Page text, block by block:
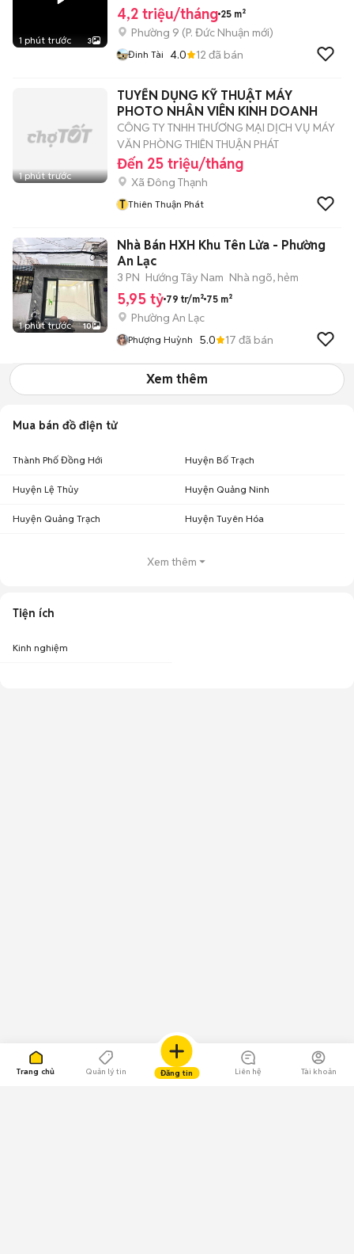
Trang chủ Quản lý tin Đăng tin Liên hệ Tài khoản
1 phút trước 3
4,2 triệu/tháng 25 m²
Phường 9 (P. Đức Nhuận mới)
Đinh Tài 4.0 12 đã bán
1 phút trước
TUYỂN DỤNG KỸ THUẬT MÁY
PHOTO NHÂN VIÊN KINH DOANH
CÔNG TY TNHH THƯƠNG MẠI DỊCH VỤ MÁY
VĂN PHÒNG THIÊN THUẬN PHÁT
Đến 25 triệu/tháng
Xã Đông Thạnh
T Thiên Thuận Phát
1 phút trước 10
Nhà Bán HXH Khu Tên Lửa - Phường
An Lạc
3 PN Hướng Tây Nam Nhà ngõ, hẻm
5,95 tỷ 79 tr/m² 75 m²
Phường An Lạc
Phượng Huỳnh 5.0 17 đã bán
Xem thêm
Mua bán đồ điện tử
Thành Phố Đồng Hới Huyện Bố Trạch
Huyện Lệ Thủy Huyện Quảng Ninh
Huyện Quảng Trạch Huyện Tuyên Hóa
Xem thêm
Tiện ích
Kinh nghiệm